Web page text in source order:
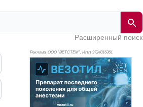
Расширенный поиск
Реклама. ООО "ВЕТСТЕМ", ИНН 9724016361